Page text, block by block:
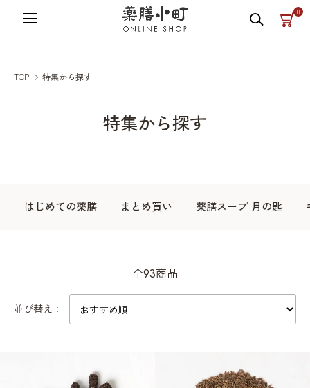
薬膳小町の公式オンラインショップ 0
TOP 特集から探す
特集から探す
はじめての薬膳 まとめ買い 薬膳スープ 月の匙
全93商品
並び替え：